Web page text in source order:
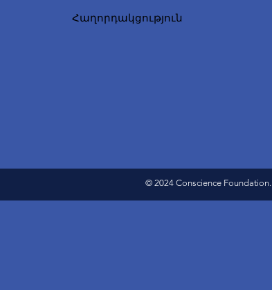
Հաղորդակցություն
© 2024 Conscience Foundation.